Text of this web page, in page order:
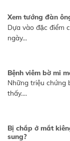
Xem tướng đàn
Dựa vào đặc điểm
ngày...
Bệnh viêm bờ mi
Những triệu chứng
thấy....
Bị chắp ở mắt
sung?